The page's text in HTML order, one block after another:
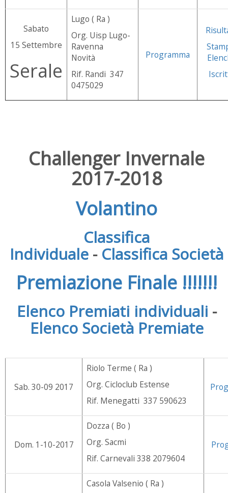
Sabato
15 Settembre
Serale
Lugo ( Ra )
Org. Uisp Lugo-
Ravenna
Novità
Rif. Randi 347
0475029
Programma
Challenger Invernale
2017-2018
Volantino
Classifica
Individuale - Classifica Società
Premiazione Finale !!!!!!!
Elenco Premiati individuali -
Elenco Società Premiate
Sab. 30-09 2017
Riolo Terme ( Ra )
Org. Cicloclub Estense
Rif. Menegatti 337 590623
Dom. 1-10-2017
Dozza ( Bo )
Org. Sacmi
Rif. Carnevali 338 2079604
Casola Valsenio ( Ra )